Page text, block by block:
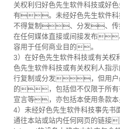
关权利归好色先生软件科技或好
有。未经好色先生软件
不得复制、分发、
在任何媒体直接或间接发布
容用于任何商业目的。
3）在好色先生软件科技或有关
色先生软件科技或有关权利人指
行复制或分发，但用户
的，包括但不仅限于所
宣言等，亦包括本使用条款
4）未经好色先生软件科技事先
通往本站或站内任何网页的链接